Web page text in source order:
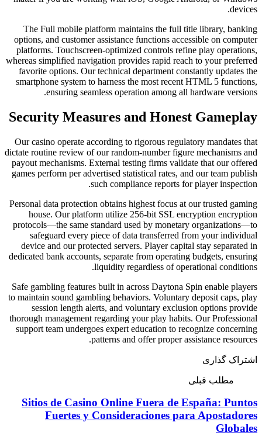
The Full mobile platform
options, and customer assistance
platforms. Touchscreen-
whereas simplified navigation
favorite options. Our technical
smartphone system to harness
ensuring seamless
Security Measures
Our casino operate according to
dictate routine review of our random-
payout mechanisms. External
games perform per advertised
such
Personal data protection obtains
house. Our platform utilize
protocols—the same standard
safeguard every piece of data
device and our protected
dedicated bank accounts, separate
liquidity
Safe gambling features built in
to maintain sound gambling
session length alerts, and
thorough management regarding
support team undergoes expert
patterns and
Sitios de Casino Online
Fuertes y